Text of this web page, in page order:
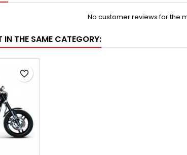
No customer reviews for the
IN THE SAME CATEGORY:
favorite_border